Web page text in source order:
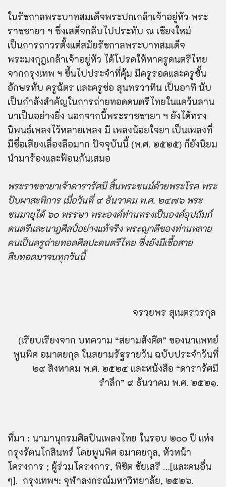
ในรัชกาลพระบาทสมเด็จพระปกเกล้าเจ้าอยู่หัว พระ
ราชชายา ฯ ซึ่งเสด็จกลับไปประทับ ณ เชียงใหม่
เป็นการถาวรตั้งแต่สมัยรัชกาลพระบาทสมเด็จ
พระมงกุฎเกล้าเจ้าอยู่หัว ได้โปรดให้หาครูดนตรีไทย
จากกรุงเทพ ฯ ขึ้นไปประจำที่คุ้ม มีครูรอดและครูชั้น
อักษรทับ ครูฉัตร และครูช่อ สุนทรวาทิน เป็นอาทิ นับ
เป็นกำลังสำคัญในการถ่ายทอดดนตรีไทยในแคว้นลาน
นาเป็นอย่างยิ่ง นอกจากนี้พระราชชายา ฯ ยังได้ทรง
นิพนธ์เพลงไว้หลายเพลง มี เพลงน้อยใจยา เป็นเพลงที่
มีชื่อเสียงเลื่องลือมาก ปัจจุบันนี้ (พ.ศ. ๒๕๒๕) ก็ยังนิยม
นำมาร้องและฟ้อนกันเสมอ
พระราชชายาเจ้าดารารัศมี สิ้นพระชนม์ด้วยพระโรค พระ
ปับผาสะพิการ เมื่อวันที่ ๙ ธันวาคม พ.ศ. ๒๔๗๖ พระ
ชนมายุได้ ๖๐ พรรษา พระองค์ท่านทรงเป็นองค์อุปถัมภ์
ดนตรีและนาฎศิลป์อย่างแท้จริง พระญาติของท่านหลาย
คนเป็นครูถ่ายทอดศิลปะดนตรีไทย ซึ่งยังมีเชื้อสาย
สืบทอดมาจนทุกวันนี้
จรวยพร สุเนตรวรกุล
(เรียบเรียงจาก บทความ “สยามสังคีต” ของนาแพทย์
พูนพิศ อมาตยกุล ในสยามรัฐรายวัน ฉบับประจำวันที่
๒๙ สิงหาคม พ.ศ. ๒๕๒๔ และหนังสือ “ดารารัศมี
รำลึก” ๙ ธันวาคม พ.ศ. ๒๕๒๑.
ที่มา : นามานุกรมศิลปินเพลงไทย ในรอบ ๒๐๐ ปี แห่ง
กรุงรัตนโกสินทร์ โดยพูนพิศ อมาตยกุล, หัวหน้า
โครงการ ; ผู้ร่วมโครงการ, พิชิต ชัยเสรี …[และคนอื่น
ๆ]. กรุงเทพฯ: จุฬาลงกรณ์มหาวิทยาลัย, ๒๕๒๖.